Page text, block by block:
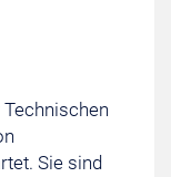
Sie sind